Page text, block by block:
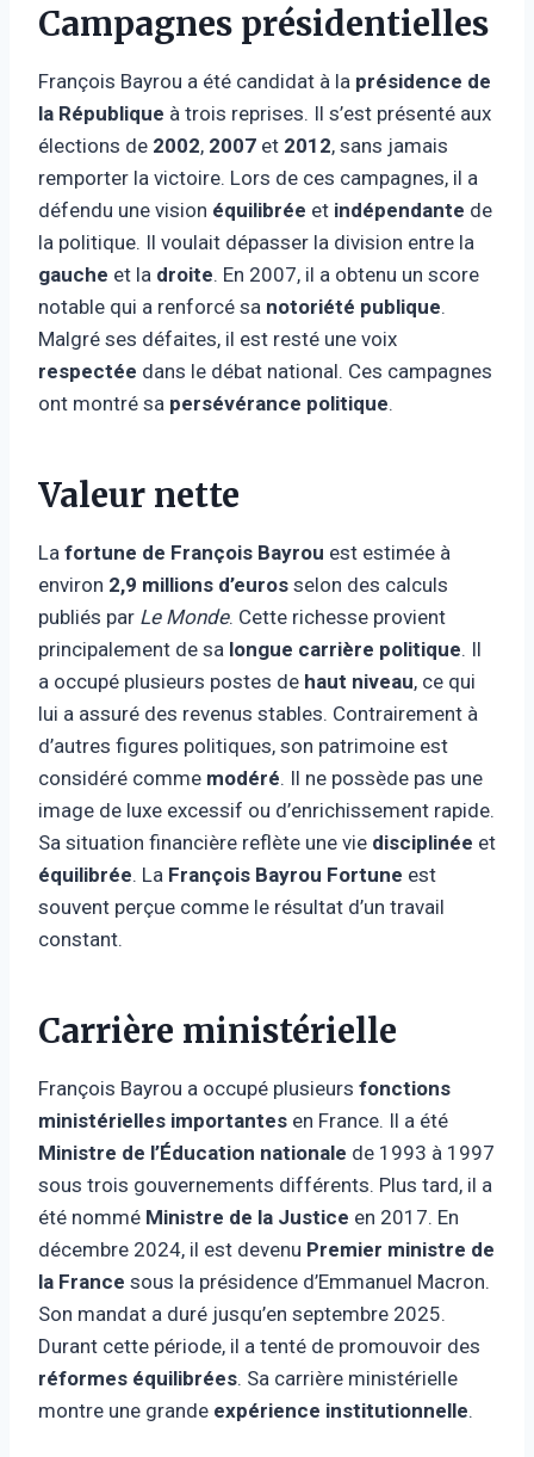
Campagnes présidentielles
François Bayrou a été candidat à la présidence de
la République à trois reprises. Il s’est présenté aux
élections de 2002, 2007 et 2012, sans jamais
remporter la victoire. Lors de ces campagnes, il a
défendu une vision équilibrée et indépendante de
la politique. Il voulait dépasser la division entre la
gauche et la droite. En 2007, il a obtenu un score
notable qui a renforcé sa notoriété publique.
Malgré ses défaites, il est resté une voix
respectée dans le débat national. Ces campagnes
ont montré sa persévérance politique.
Valeur nette
La fortune de François Bayrou est estimée à
environ 2,9 millions d’euros selon des calculs
publiés par Le Monde. Cette richesse provient
principalement de sa longue carrière politique. Il
a occupé plusieurs postes de haut niveau, ce qui
lui a assuré des revenus stables. Contrairement à
d’autres figures politiques, son patrimoine est
considéré comme modéré. Il ne possède pas une
image de luxe excessif ou d’enrichissement rapide.
Sa situation financière reflète une vie disciplinée et
équilibrée. La François Bayrou Fortune est
souvent perçue comme le résultat d’un travail
constant.
Carrière ministérielle
François Bayrou a occupé plusieurs fonctions
ministérielles importantes en France. Il a été
Ministre de l’Éducation nationale de 1993 à 1997
sous trois gouvernements différents. Plus tard, il a
été nommé Ministre de la Justice en 2017. En
décembre 2024, il est devenu Premier ministre de
la France sous la présidence d’Emmanuel Macron.
Son mandat a duré jusqu’en septembre 2025.
Durant cette période, il a tenté de promouvoir des
réformes équilibrées. Sa carrière ministérielle
montre une grande expérience institutionnelle.